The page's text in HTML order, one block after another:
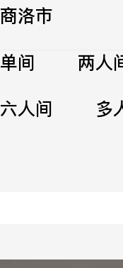
商洛市
单间
两人
六人间
多